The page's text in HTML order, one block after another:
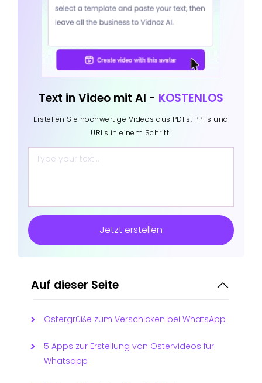
Text in Video mit AI - KOSTENLOS
Erstellen Sie hochwertige Videos aus PDFs, PPTs und
URLs in einem Schritt!
Jetzt erstellen
Auf dieser Seite
Ostergrüße zum Verschicken bei WhatsApp
5 Apps zur Erstellung von Ostervideos für
Whatsapp